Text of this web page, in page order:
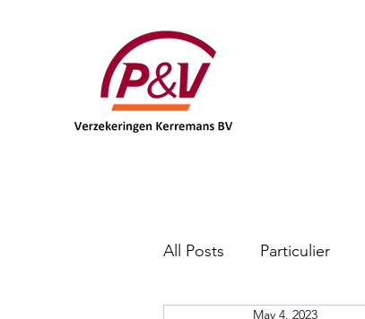
All Posts Particulier
May 4, 2023